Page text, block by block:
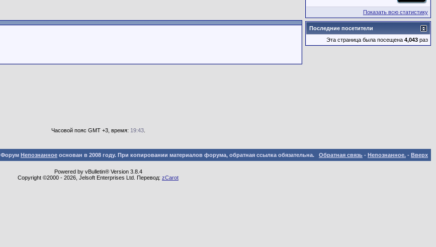
Показать всю статистику
Последние посетители
Эта страница была посещена 4,043 раз
Часовой пояс GMT +3, время: 19:43.
Форум Непознанное основан в 2008 году. При копировании материалов форума, обратная ссылка обязательна. Обратная связь - Непознанное. - Вверх
Powered by vBulletin® Version 3.8.4
Copyright ©2000 - 2026, Jelsoft Enterprises Ltd. Перевод: zCarot